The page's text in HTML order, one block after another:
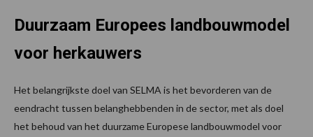
Duurzaam Europees landbouwmodel
voor herkauwers
Het belangrijkste doel van SELMA is het bevorderen van de
eendracht tussen belanghebbenden in de sector, met als doel
het behoud van het duurzame Europese landbouwmodel voor